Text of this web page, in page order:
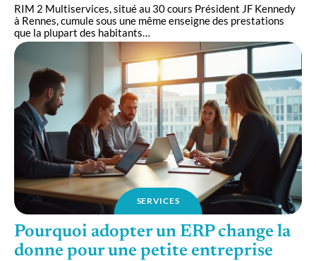
RIM 2 Multiservices, situé au 30 cours Président JF Kennedy
à Rennes, cumule sous une même enseigne des prestations
que la plupart des habitants…
SERVICES
Pourquoi adopter un ERP change la
donne pour une petite entreprise